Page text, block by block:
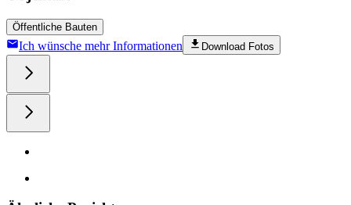
Öffentliche Bauten
Ich wünsche mehr Informationen Download Fotos